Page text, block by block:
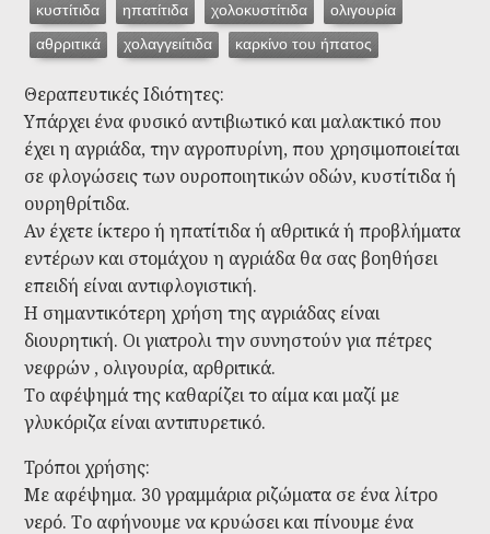
κυστίτιδα ηπατίτιδα χολοκυστίτιδα ολιγουρία
αθρριτικά χολαγγειίτιδα καρκίνο του ήπατος
Θεραπευτικές Ιδιότητες:
Υπάρχει ένα φυσικό αντιβιωτικό και μαλακτικό που
έχει η αγριάδα, την αγροπυρίνη, που χρησιμοποιείται
σε φλογώσεις των ουροποιητικών οδών, κυστίτιδα ή
ουρηθρίτιδα.
Αν έχετε ίκτερο ή ηπατίτιδα ή αθριτικά ή προβλήματα
εντέρων και στομάχου η αγριάδα θα σας βοηθήσει
επειδή είναι αντιφλογιστική.
Η σημαντικότερη χρήση της αγριάδας είναι
διουρητική. Οι γιατρολι την συνηστούν για πέτρες
νεφρών , ολιγουρία, αρθριτικά.
Το αφέψημά της καθαρίζει το αίμα και μαζί με
γλυκόριζα είναι αντιπυρετικό.
Τρόποι χρήσης:
Με αφέψημα. 30 γραμμάρια ριζώματα σε ένα λίτρο
νερό. Το αφήνουμε να κρυώσει και πίνουμε ένα